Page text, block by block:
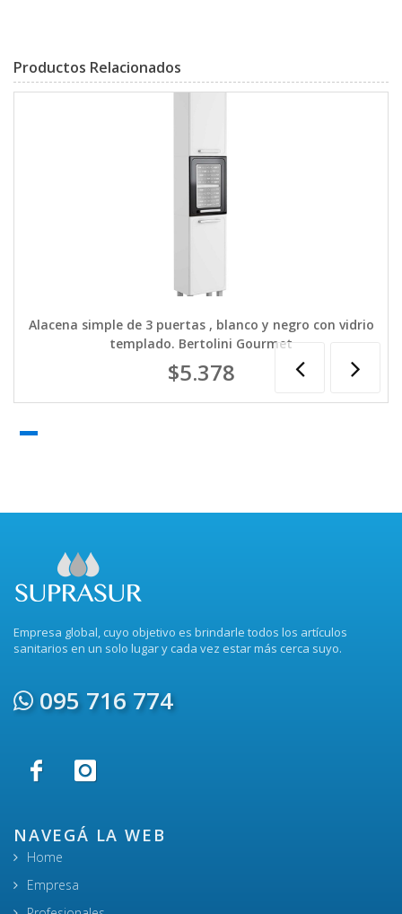
Productos Relacionados
Alacena simple de 3 puertas , blanco y negro con vidrio
templado. Bertolini Gourmet
$5.378
Empresa global, cuyo objetivo es brindarle todos los artículos
sanitarios en un solo lugar y cada vez estar más cerca suyo.
095 716 774
NAVEGÁ LA WEB
Home
Empresa